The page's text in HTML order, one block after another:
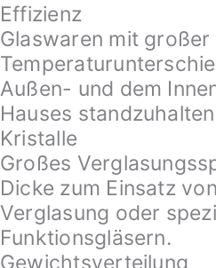
Effizienz
Glaswaren mit
Außen- und dem
Hauses
Kristalle
Großes
Dicke zum Einsatz
Verglasung oder
Funktionsgläsern.
Gewichtsverteilung